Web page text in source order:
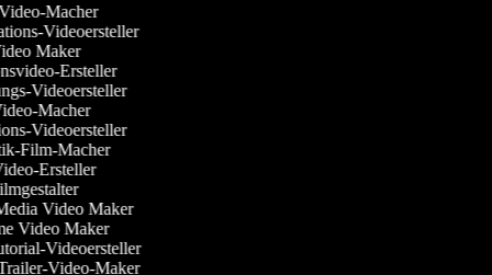
Video-Macher
Videoersteller
Maker
Ersteller
Videoersteller
Macher
Videoersteller
Film-Macher
Ersteller
Video Maker
Video Maker
Videoersteller
Trailer-Video-Maker